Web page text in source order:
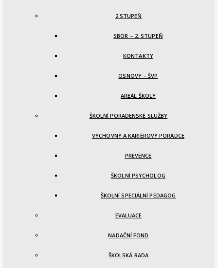
2.STUPEŇ
SBOR – 2. STUPEŇ
KONTAKTY
OSNOVY – ŠVP
AREÁL ŠKOLY
ŠKOLNÍ PORADENSKÉ SLUŽBY
VÝCHOVNÝ A KARIÉROVÝ PORADCE
PREVENCE
ŠKOLNÍ PSYCHOLOG
ŠKOLNÍ SPECIÁLNÍ PEDAGOG
EVALUACE
NADAČNÍ FOND
ŠKOLSKÁ RADA